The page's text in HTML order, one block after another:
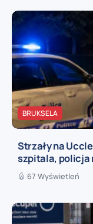
BRUKSELA
Strzały na
szpitala, policja
67 Wyświetleń